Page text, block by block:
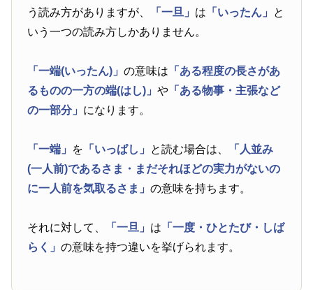
う読み方がありますが、
「一旦」 は 「いったん」 と
いう一つの読み方しかありません。
「一端(いったん)」の意味は 「ある程度の長さがあ
るものの一方の端(はし)」や 「ある物事・主張など
の一部分」 になります。
「一端」 を 「いっぱし」 と読む場合は、
「人並み
(一人前)であるさま・まだそれほどの実力がないの
に一人前を気取るさま」の意味を持ちます。
それに対して、 「一旦」 は 「一度・ひとたび・しば
らく」の意味を持つ違いを挙げられます。